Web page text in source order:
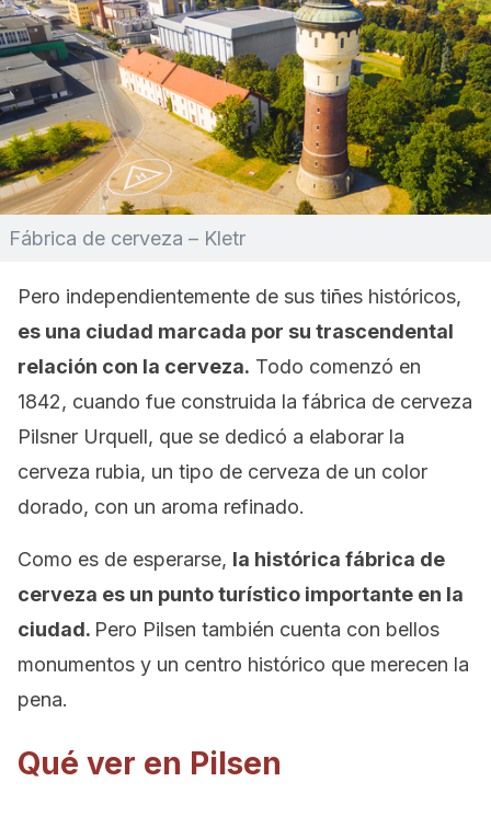
Fábrica de cerveza – Kletr
Pero independientemente de sus tiñes históricos,
es una ciudad marcada por su trascendental
relación con la cerveza. Todo comenzó en
1842, cuando fue construida la fábrica de cerveza
Pilsner Urquell, que se dedicó a elaborar la
cerveza rubia, un tipo de cerveza de un color
dorado, con un aroma refinado.
Como es de esperarse, la histórica fábrica de
cerveza es un punto turístico importante en la
ciudad. Pero Pilsen también cuenta con bellos
monumentos y un centro histórico que merecen la
pena.
Qué ver en Pilsen